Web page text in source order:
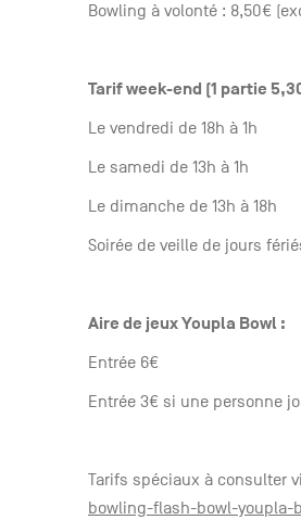
Bowling à volonté : 8,50€
Tarif week-end (1 partie
Le vendredi de 18h à 1h
Le samedi de 13h à 1h
Le dimanche de 13h à 18h
Soirée de veille de jours
Aire de jeux Youpla Bowl :
Entrée 6€
Entrée 3€ si une personne
Tarifs spéciaux à consulter
bowling-flash-bowl-